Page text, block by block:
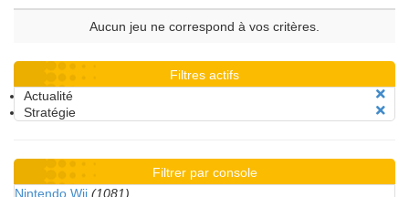
Aucun jeu ne correspond à vos critères.
Filtres actifs
Actualité
Stratégie
Filtrer par console
Nintendo Wii (1081)